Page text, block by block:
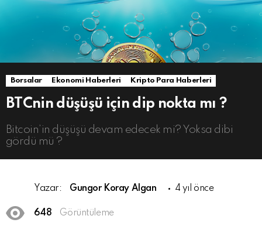
Borsalar Ekonomi Haberleri Kripto Para Haberleri
BTCnin düşüşü için dip nokta mı ?
Bitcoin’in düşüşü devam edecek mi? Yoksa dibi
gördü mü ?
Yazar: Gungor Koray Algan 4 yıl önce
648 Görüntüleme